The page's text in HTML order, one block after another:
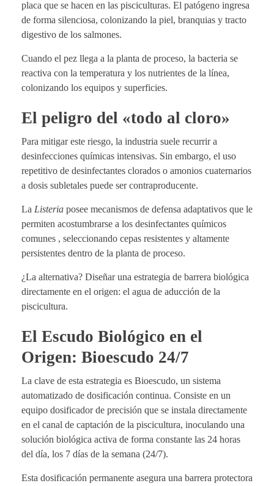
placa que se hacen en las pisciculturas. El patógeno ingresa
de forma silenciosa, colonizando la piel, branquias y tracto
digestivo de los salmones.
Cuando el pez llega a la planta de proceso, la bacteria se
reactiva con la temperatura y los nutrientes de la línea,
colonizando los equipos y superficies.
El peligro del «todo al cloro»
Para mitigar este riesgo, la industria suele recurrir a
desinfecciones químicas intensivas. Sin embargo, el uso
repetitivo de desinfectantes clorados o amonios cuaternarios
a dosis subletales puede ser contraproducente.
La Listeria posee mecanismos de defensa adaptativos que le
permiten acostumbrarse a los desinfectantes químicos
comunes , seleccionando cepas resistentes y altamente
persistentes dentro de la planta de proceso.
¿La alternativa? Diseñar una estrategia de barrera biológica
directamente en el origen: el agua de aducción de la
piscicultura.
El Escudo Biológico en el
Origen: Bioescudo 24/7
La clave de esta estrategia es Bioescudo, un sistema
automatizado de dosificación continua. Consiste en un
equipo dosificador de precisión que se instala directamente
en el canal de captación de la piscicultura, inoculando una
solución biológica activa de forma constante las 24 horas
del día, los 7 días de la semana (24/7).
Esta dosificación permanente asegura una barrera protectora